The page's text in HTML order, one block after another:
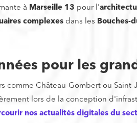
à Marseille 13 pour l'
complexesdans les Bouches-
pour les
Château-Gombert ou
lors de la conception
nos actualités digitales du